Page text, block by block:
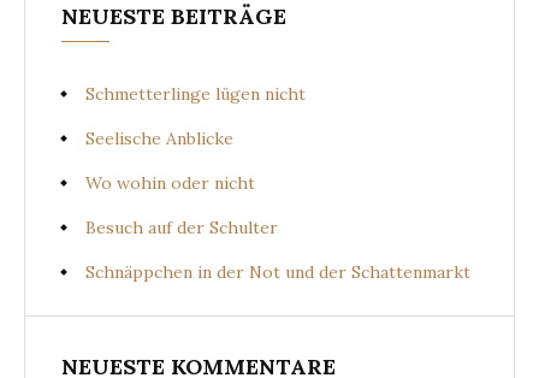
NEUESTE BEITRÄGE
Schmetterlinge lügen nicht
Seelische Anblicke
Wo wohin oder nicht
Besuch auf der Schulter
Schnäppchen in der Not und der Schattenmarkt
NEUESTE KOMMENTARE